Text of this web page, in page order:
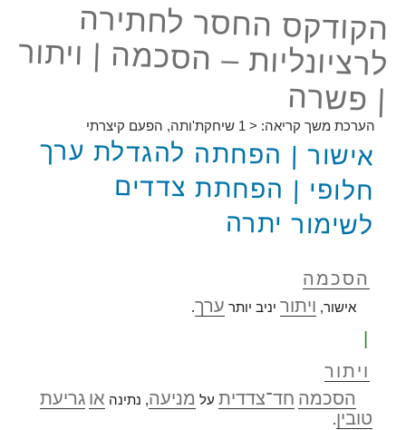
הקודקס החסר לחתירה
לרציונליות – הסכמה | ויתור
| פשרה
הערכת משך קריאה: < 1 שיחקת'ותה, הפעם קיצרתי
אישור | הפחתה להגדלת ערך
חלופי | הפחתת צדדים
לשימור יתרה
הסכמה
אישור, ויתור יניב יותר ערך.
ויתור
הסכמה חד־צדדית על מניעה, נתינה או גריעת
טובין.